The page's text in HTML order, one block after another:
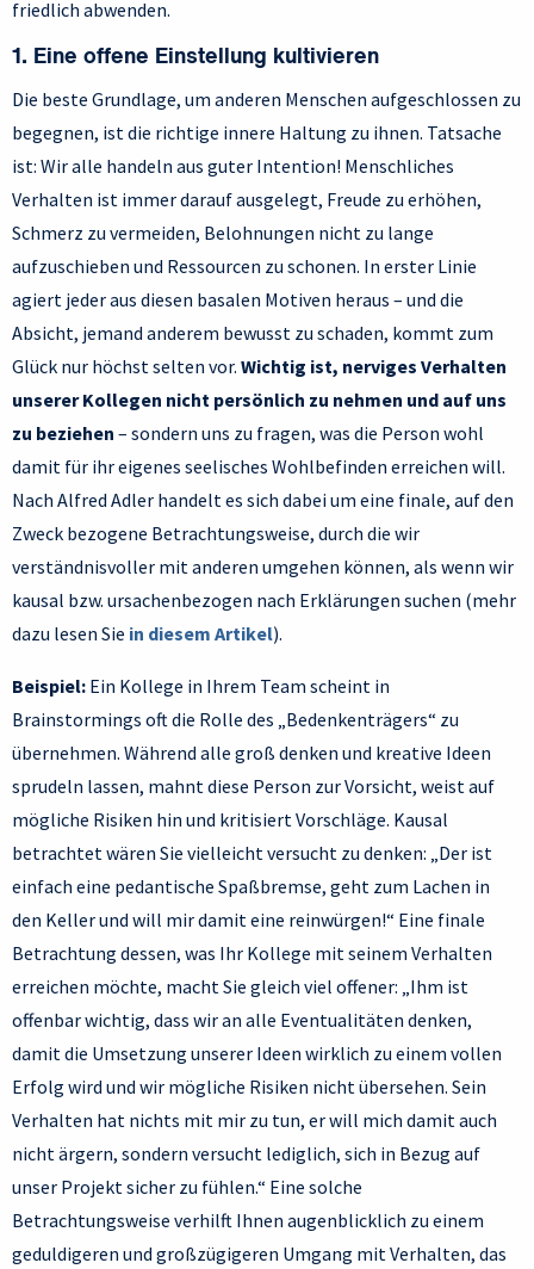
friedlich abwenden.
1. Eine offene Einstellung kultivieren
Die beste Grundlage, um anderen Menschen aufgeschlossen zu
begegnen, ist die richtige innere Haltung zu ihnen. Tatsache
ist: Wir alle handeln aus guter Intention! Menschliches
Verhalten ist immer darauf ausgelegt, Freude zu erhöhen,
Schmerz zu vermeiden, Belohnungen nicht zu lange
aufzuschieben und Ressourcen zu schonen. In erster Linie
agiert jeder aus diesen basalen Motiven heraus – und die
Absicht, jemand anderem bewusst zu schaden, kommt zum
Glück nur höchst selten vor. Wichtig ist, nerviges Verhalten
unserer Kollegen nicht persönlich zu nehmen und auf uns
zu beziehen – sondern uns zu fragen, was die Person wohl
damit für ihr eigenes seelisches Wohlbefinden erreichen will.
Nach Alfred Adler handelt es sich dabei um eine finale, auf den
Zweck bezogene Betrachtungsweise, durch die wir
verständnisvoller mit anderen umgehen können, als wenn wir
kausal bzw. ursachenbezogen nach Erklärungen suchen (mehr
dazu lesen Sie in diesem Artikel).
Beispiel: Ein Kollege in Ihrem Team scheint in
Brainstormings oft die Rolle des „Bedenkenträgers“ zu
übernehmen. Während alle groß denken und kreative Ideen
sprudeln lassen, mahnt diese Person zur Vorsicht, weist auf
mögliche Risiken hin und kritisiert Vorschläge. Kausal
betrachtet wären Sie vielleicht versucht zu denken: „Der ist
einfach eine pedantische Spaßbremse, geht zum Lachen in
den Keller und will mir damit eine reinwürgen!“ Eine finale
Betrachtung dessen, was Ihr Kollege mit seinem Verhalten
erreichen möchte, macht Sie gleich viel offener: „Ihm ist
offenbar wichtig, dass wir an alle Eventualitäten denken,
damit die Umsetzung unserer Ideen wirklich zu einem vollen
Erfolg wird und wir mögliche Risiken nicht übersehen. Sein
Verhalten hat nichts mit mir zu tun, er will mich damit auch
nicht ärgern, sondern versucht lediglich, sich in Bezug auf
unser Projekt sicher zu fühlen.“ Eine solche
Betrachtungsweise verhilft Ihnen augenblicklich zu einem
geduldigeren und großzügigeren Umgang mit Verhalten, das